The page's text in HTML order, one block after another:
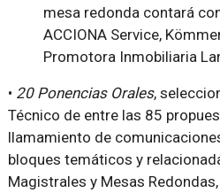
mesa redonda contará
ACCIONA Service,
Promotora Inmobiliaria
• 20 Ponencias Orales,
Técnico de entre las 85
llamamiento de
bloques temáticos y
Magistrales y Mesas